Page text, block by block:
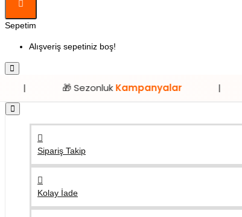
Sepetim
Alışveriş sepetiniz boş!
🎁 Sezonluk Kampanyalar | ⭐ Sadece
Sipariş Takip
Kolay İade